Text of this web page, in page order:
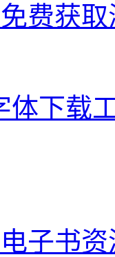
费获
体下载
子书